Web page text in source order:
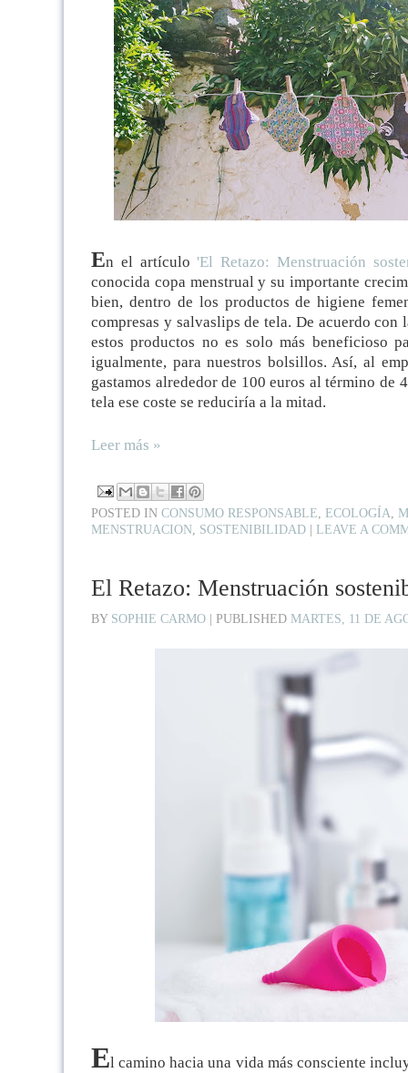
En el artículo 'El Retazo: Menstruación
conocida copa menstrual y su importante
bien, dentro de los productos de higiene
compresas y salvaslips de tela. De acuerdo con
estos productos no es solo más beneficioso
igualmente, para nuestros bolsillos. Así, al
gastamos alrededor de 100 euros al término de
tela ese coste se reduciría a la mitad.
Leer más »
POSTED IN CONSUMO RESPONSABLE, ECOLOGÍA,
MENSTRUACION, SOSTENIBILIDAD LEAVE A
El Retazo: Menstruación
BY SOPHIE CARMO PUBLISHED MARTES, 11 DE
El camino hacia una vida más consciente